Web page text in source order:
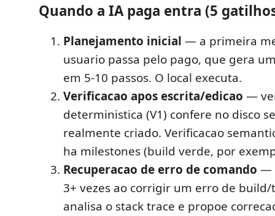
Quando a IA paga entra (5
Planejamento inicial — a primeira
usuario passa pelo pago, que gera
em 5-10 passos. O local executa.
Verificacao apos escrita/edicao —
deterministica (V1) confere no disco
realmente criado. Verificacao
ha milestones (build verde, por
Recuperacao de erro de comando —
3+ vezes ao corrigir um erro de build/
analisa o stack trace e propoe